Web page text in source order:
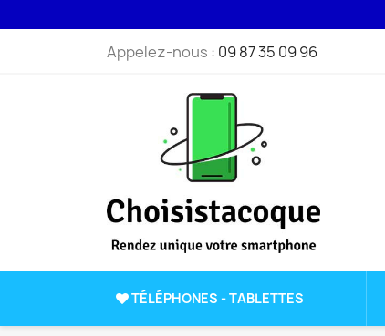
Appelez-nous : 09 87 35 09 96
TÉLÉPHONES - TABLETTES